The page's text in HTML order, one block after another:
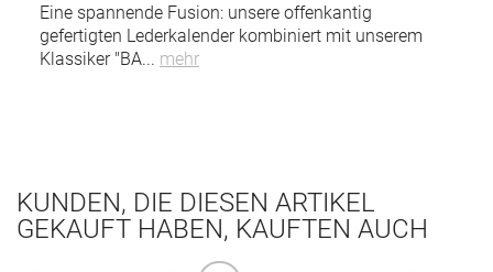
Eine spannende Fusion: unsere offenkantig
gefertigten Lederkalender kombiniert mit unserem
Klassiker "BA... mehr
KUNDEN, DIE DIESEN ARTIKEL
GEKAUFT HABEN, KAUFTEN AUCH